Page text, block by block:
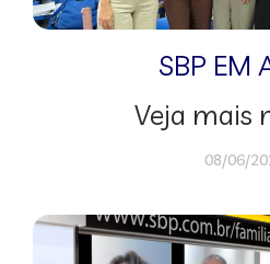
SBP EM
Veja mais
08/06/